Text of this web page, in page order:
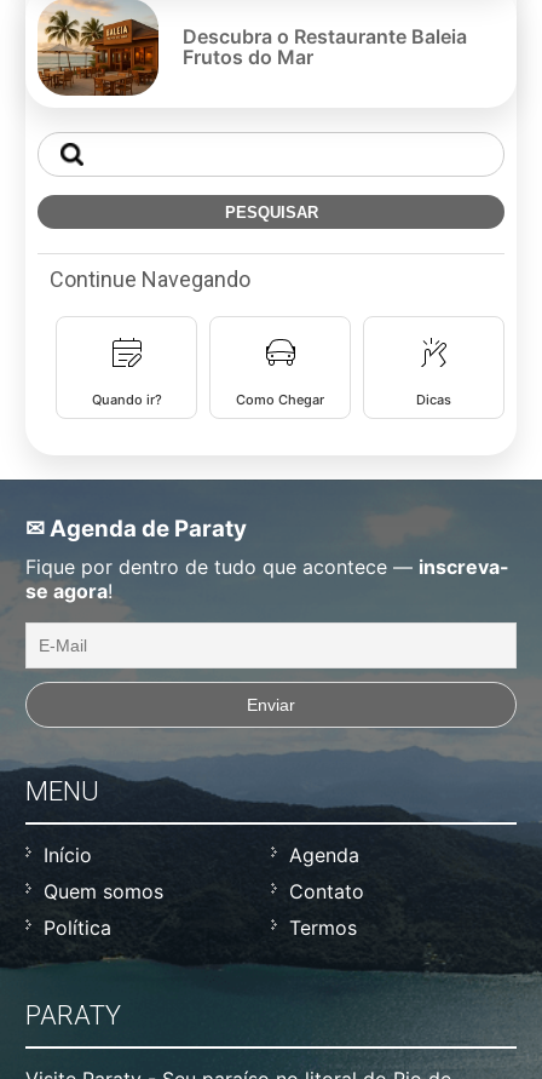
Descubra o Restaurante Baleia
Frutos do Mar
Continue Navegando
Quando ir? Como Chegar Dicas
✉ Agenda de Paraty
Fique por dentro de tudo que acontece — inscreva-
se agora!
MENU
Início
Agenda
Quem somos
Contato
Política
Termos
PARATY